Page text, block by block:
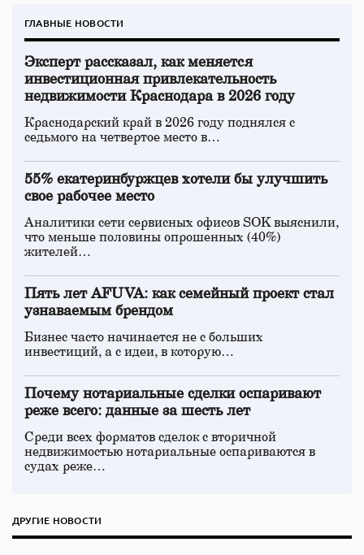
ГЛАВНЫЕ НОВОСТИ
Эксперт рассказал, как меняется
инвестиционная привлекательность
недвижимости Краснодара в 2026 году
Краснодарский край в 2026 году поднялся с
седьмого на четвертое место в…
55% екатеринбуржцев хотели бы улучшить
свое рабочее место
Аналитики сети сервисных офисов SOK выяснили,
что меньше половины опрошенных (40%)
жителей…
Пять лет AFUVA: как семейный проект стал
узнаваемым брендом
Бизнес часто начинается не с больших
инвестиций, а с идеи, в которую…
Почему нотариальные сделки оспаривают
реже всего: данные за шесть лет
Среди всех форматов сделок с вторичной
недвижимостью нотариальные оспариваются в
судах реже…
ДРУГИЕ НОВОСТИ